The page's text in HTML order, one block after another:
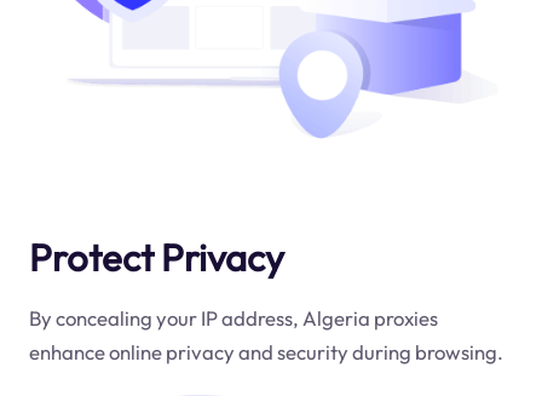
Protect Privacy
By concealing your IP address, Algeria proxies
enhance online privacy and security during browsing.